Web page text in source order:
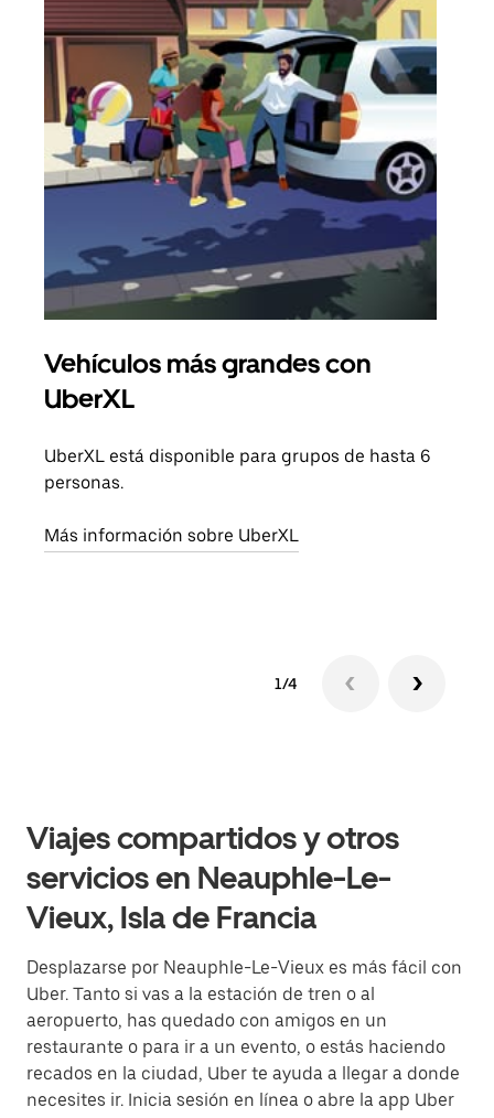
Vehículos más grandes con
UberXL
UberXL está disponible para grupos de hasta 6
personas.
Más información sobre UberXL
1/4
Viajes compartidos y otros
servicios en Neauphle-Le-
Vieux, Isla de Francia
Desplazarse por Neauphle-Le-Vieux es más fácil con
Uber. Tanto si vas a la estación de tren o al
aeropuerto, has quedado con amigos en un
restaurante o para ir a un evento, o estás haciendo
recados en la ciudad, Uber te ayuda a llegar a donde
necesites ir. Inicia sesión en línea o abre la app Uber